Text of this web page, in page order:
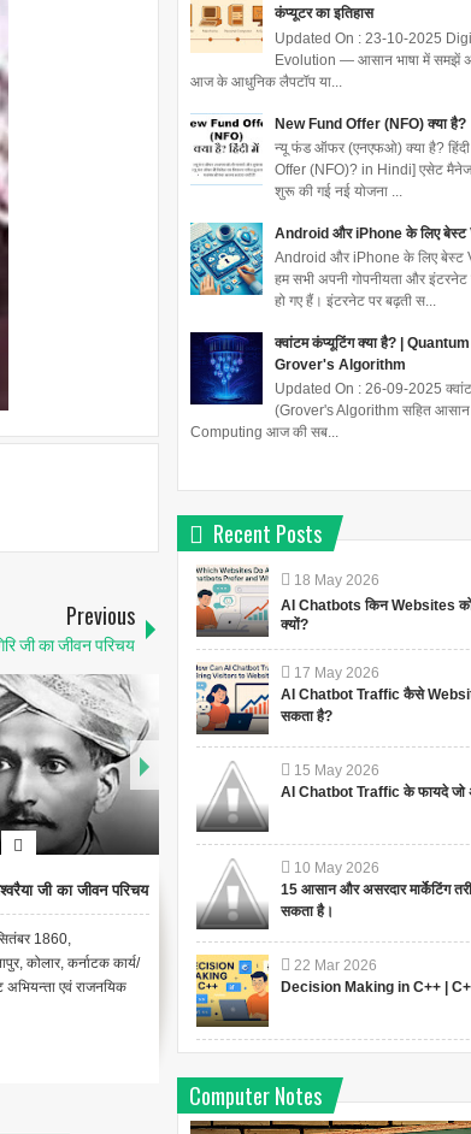
Previous
जी का जीवन परिचय
जी का जीवन परिचय
1860,
कोलार, कर्नाटक कार्य/
अभियन्ता एवं राजनयिक
एनी बेसेंट जी का जीवन परिचय
जन्म: अक्टूबर 1, 1847 निधन: सितम्बर
20, 1933 उपलब्धियां: थियोसोफिकल
सोसायटी ऑफ़ इंडिया की अध्यक्ष, ...
सुभाष
जन्म:
बोस ने
कंप्यूटर का इतिहास
Updated On : 23-10-2025
Evolution — आसान भाषा में समझें
आज के आधुनिक लैपटॉप या...
New Fund Offer (NFO) क्या है?
न्यू फंड ऑफर (एनएफओ) क्या है?
Offer (NFO)? in Hindi] एसेट
शुरू की गई नई योजना ...
Android और iPhone के लिए बेस्ट
Android और iPhone के लिए
हम सभी अपनी गोपनीयता और
हो गए हैं। इंटरनेट पर बढ़ती स...
क्वांटम कंप्यूटिंग क्या है? |
Grover's Algorithm
Updated On : 26-09-2025
(Grover's Algorithm सहित आसान
Computing आज की सब...
Recent Posts
18 May 2026
AI Chatbots किन Websites
क्यों?
17 May 2026
AI Chatbot Traffic कैसे
सकता है?
15 May 2026
AI Chatbot Traffic के फायदे जो
10 May 2026
15 आसान और असरदार मार्केटिंग
सकता है।
22 Mar 2026
Decision Making in C++ | C++
Computer Notes